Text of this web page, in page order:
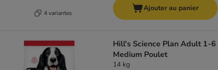
4 variantes
Ajouter au panier
Hill's Science Plan Adult 1-6
Medium Poulet
14 kg